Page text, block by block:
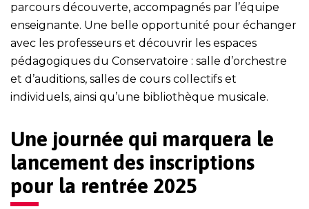
parcours découverte, accompagnés par l’équipe
enseignante. Une belle opportunité pour échanger
avec les professeurs et découvrir les espaces
pédagogiques du Conservatoire : salle d’orchestre
et d’auditions, salles de cours collectifs et
individuels, ainsi qu’une bibliothèque musicale.
Une journée qui marquera le
lancement des inscriptions
pour la rentrée 2025